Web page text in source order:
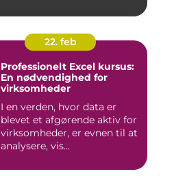
22. feb
Professionelt Excel kursus:
En nødvendighed for
virksomheder
I en verden, hvor data er
blevet et afgørende aktiv for
virksomheder, er evnen til at
analysere, vis...